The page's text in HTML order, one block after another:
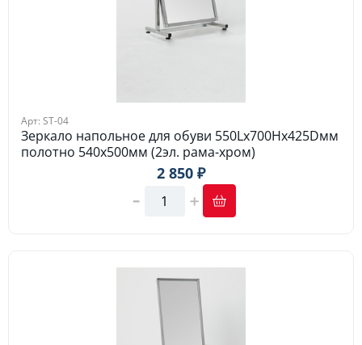
Арт: ST-04
Зеркало напольное для обуви 550Lх700Hх425Dмм
полотно 540х500мм (2эл. рама-хром)
2 850 ₽